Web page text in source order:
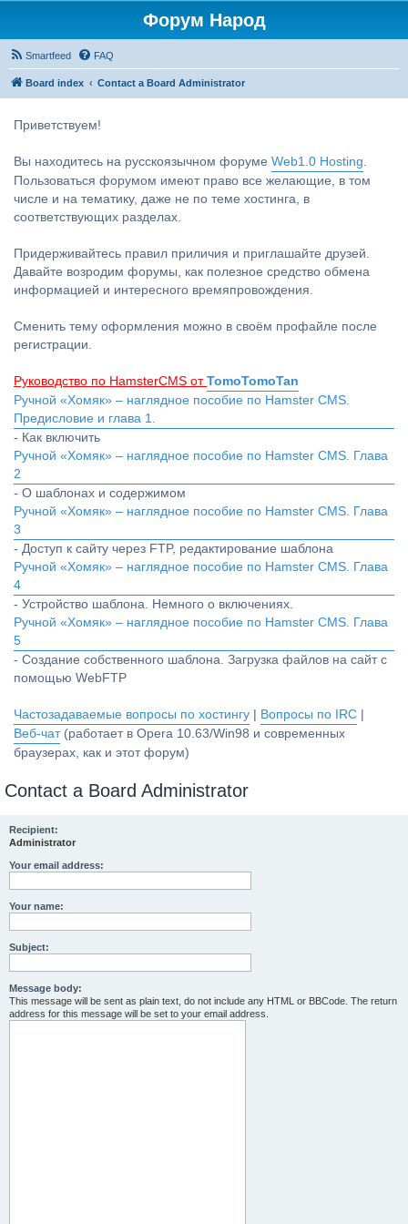
Форум Народ
Smartfeed FAQ
Board index Contact a Board Administrator
Приветствуем!
Вы находитесь на русскоязычном форуме Web1.0 Hosting.
Пользоваться форумом имеют право все желающие, в том
числе и на тематику, даже не по теме хостинга, в
соответствующих разделах.
Придерживайтесь правил приличия и приглашайте друзей.
Давайте возродим форумы, как полезное средство обмена
информацией и интересного времяпровождения.
Сменить тему оформления можно в своём профайле после
регистрации.
Руководство по HamsterCMS от TomoTomoTan
Ручной «Хомяк» – наглядное пособие по Hamster CMS.
Предисловие и глава 1.
- Как включить
Ручной «Хомяк» – наглядное пособие по Hamster CMS. Глава
2
- О шаблонах и содержимом
Ручной «Хомяк» – наглядное пособие по Hamster CMS. Глава
3
- Доступ к сайту через FTP, редактирование шаблона
Ручной «Хомяк» – наглядное пособие по Hamster CMS. Глава
4
- Устройство шаблона. Немного о включениях.
Ручной «Хомяк» – наглядное пособие по Hamster CMS. Глава
5
- Создание собственного шаблона. Загрузка файлов на сайт с
помощью WebFTP
Частозадаваемые вопросы по хостингу Вопросы по IRC
Веб-чат(работает в Opera 10.63/Win98 и современных
браузерах, как и этот форум)
Contact a Board Administrator
Recipient:
Administrator
Your email address:
Your name:
Subject:
Message body:
This message will be sent as plain text, do not include any HTML or BBCode. The return
address for this message will be set to your email address.